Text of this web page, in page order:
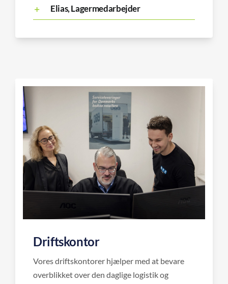
Elias, Lagermedarbejder
Driftskontor
Vores driftskontorer hjælper med at bevare
overblikket over den daglige logistik og